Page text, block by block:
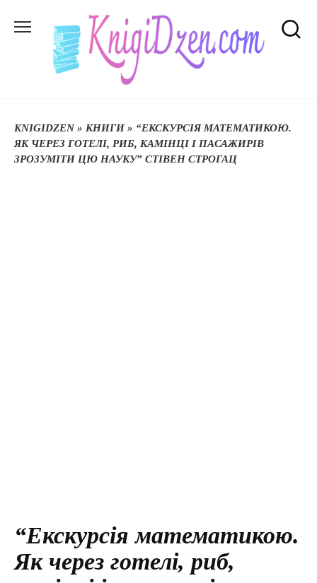
до
KNIGIDZEN» КНИГИ » “ЕКСКУРСІЯ МАТЕМАТИКОЮ.
ЯК ЧЕРЕЗ ГОТЕЛІ, РИБ, КАМІНЦІ І ПАСАЖИРІВ
ЗРОЗУМІТИ ЦЮ НАУКУ” СТІВЕН СТРОГАЦ
“Екскурсія математикою.
Як через готелі, риб,